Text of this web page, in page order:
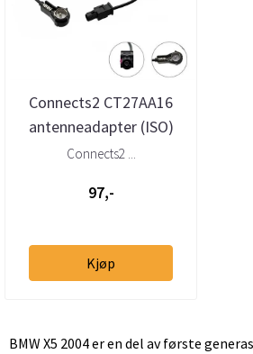
Connects2 CT27AA16
antenneadapter (ISO)
BMW, MINI (2001→)
Connects2 ...
97,-
Kjøp
BMW X5 2004 er en del av første